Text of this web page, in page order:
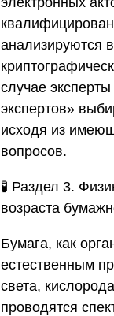
анализируются
случае эксперты
экспертов»
исходя из
вопросов.
🧪 Раздел 3.
возраста
Бумага, как
естественным
света,
проводятся